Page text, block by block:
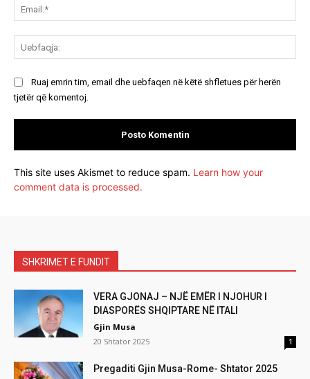
Ruaj emrin tim, email dhe uebfaqen në këtë shfletues për herën
tjetër që komentoj.
This site uses Akismet to reduce spam. Learn how your
comment data is processed.
SHKRIMET E FUNDIT
VERA GJONAJ – NJË EMËR I NJOHUR I
DIASPORËS SHQIPTARE NË ITALI
Gjin Musa
20 Shtator 2025
1
Pregaditi Gjin Musa-Rome- Shtator 2025